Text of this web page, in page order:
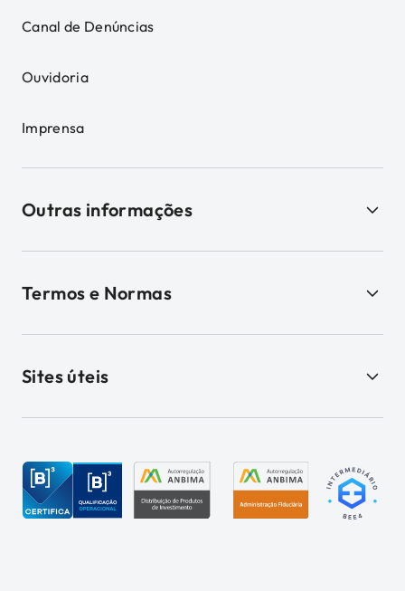
Canal de Denúncias
Ouvidoria
Imprensa
Outras informações
Termos e Normas
Sites úteis